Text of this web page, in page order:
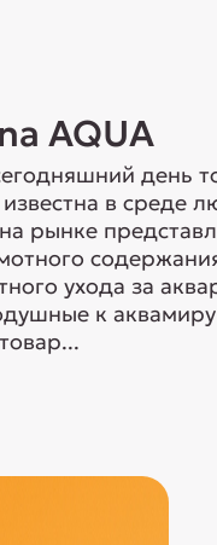
AQUA
день
в среде
рынке
ухода за
к